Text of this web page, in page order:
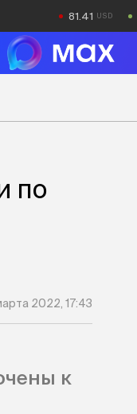
81.41
по
2022, 17:43
к